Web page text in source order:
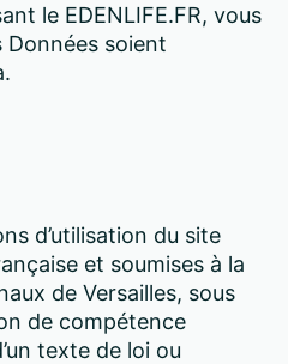
le EDENLIFE.FR, vous
Données soient
d’utilisation du site
et soumises à la
de Versailles, sous
de compétence
texte de loi ou